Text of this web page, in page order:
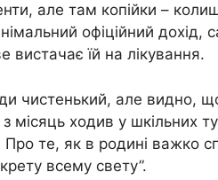
але там копійки –
офіційний
вистачає їй на лікування.
чистенький, але видно,
місяць ходив у шкільних
те, як в родині важко
всему свету”.